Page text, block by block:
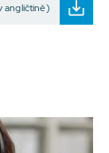
angličtině)